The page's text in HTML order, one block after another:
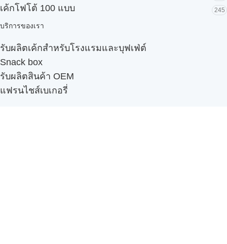
เค้กโฟโต้ 100 แบบ 245
บริการของเรา
รับผลิตเค้กสำหรับโรงแรมและบุฟเฟ่ต์
Snack box
รับผลิตสินค้า OEM
แฟรนไชส์เบเกอรี่